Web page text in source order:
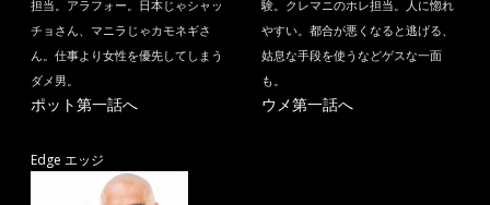
担当。アラフォー。日本じゃシャッ
チョさん、マニラじゃカモネギさ
ん。仕事より女性を優先してしまう
ダメ男。
ポット第一話へ
験。クレマニのホレ担当。人に惚れ
やすい。都合が悪くなると逃げる、
姑息な手段を使うなどゲスな一面
も。
ウメ第一話へ
Edge エッジ